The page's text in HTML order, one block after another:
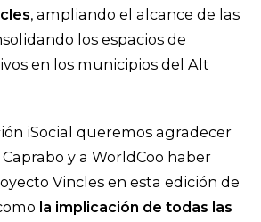
, ampliando el alcance de las
los espacios de
en los municipios del Alt
iSocial queremos agradecer
y a WorldCoo haber
Vincles en esta edición de
la implicación de todas las